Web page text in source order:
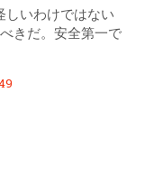
しいわけではない
きだ。安全第一で